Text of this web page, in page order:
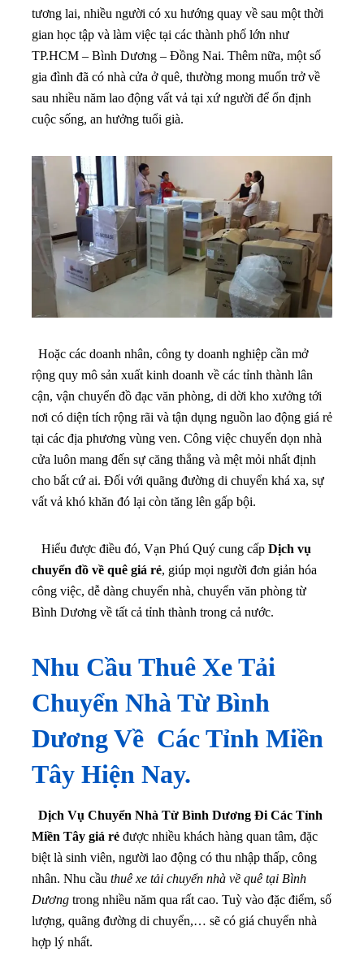
tương lai, nhiều người có xu hướng quay về sau một thời
gian học tập và làm việc tại các thành phố lớn như
TP.HCM – Bình Dương – Đồng Nai. Thêm nữa, một số
gia đình đã có nhà cửa ở quê, thường mong muốn trở về
sau nhiều năm lao động vất vả tại xứ người để ổn định
cuộc sống, an hưởng tuổi già.
Hoặc các doanh nhân, công ty doanh nghiệp cần mở
rộng quy mô sản xuất kinh doanh về các tỉnh thành lân
cận, vận chuyển đồ đạc văn phòng, di dời kho xưởng tới
nơi có diện tích rộng rãi và tận dụng nguồn lao động giá rẻ
tại các địa phương vùng ven. Công việc chuyển dọn nhà
cửa luôn mang đến sự căng thẳng và mệt mỏi nhất định
cho bất cứ ai. Đối với quãng đường di chuyển khá xa, sự
vất vả khó khăn đó lại còn tăng lên gấp bội.
Hiểu được điều đó, Vạn Phú Quý cung cấp Dịch vụ
chuyển đồ về quê giá rẻ, giúp mọi người đơn giản hóa
công việc, dễ dàng chuyển nhà, chuyển văn phòng từ
Bình Dương về tất cả tỉnh thành trong cả nước.
Nhu Cầu Thuê Xe Tải
Chuyển Nhà Từ Bình
Dương Về Các Tỉnh Miền
Tây Hiện Nay.
Dịch Vụ Chuyển Nhà Từ Bình Dương Đi Các Tỉnh
Miền Tây giá rẻ được nhiều khách hàng quan tâm, đặc
biệt là sinh viên, người lao động có thu nhập thấp, công
nhân. Nhu cầu thuê xe tải chuyển nhà về quê tại Bình
Dương trong nhiều năm qua rất cao. Tuỳ vào đặc điểm, số
lượng, quãng đường di chuyển,… sẽ có giá chuyển nhà
hợp lý nhất.